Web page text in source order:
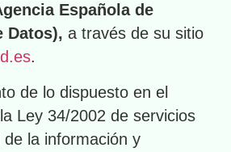
Española de
Datos), a través de su sitio
.
de lo dispuesto en el
Ley 34/2002 de servicios
la información y